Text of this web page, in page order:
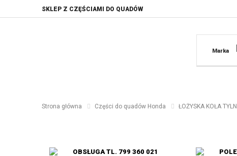
SKLEP Z CZĘŚCIAMI DO QUADÓW
Marka
Strona główna Części do quadów Honda ŁOŻYSKA KOŁA
OBSŁUGA TL. 799 360 021